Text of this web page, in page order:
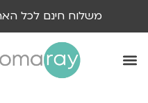
משלוח חינם לכל הארץ